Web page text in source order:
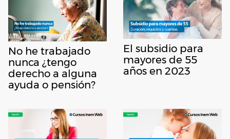
No he trabajado
nunca ¿tengo
derecho a alguna
ayuda o pensión?
El subsidio para
mayores de 55
años en 2023